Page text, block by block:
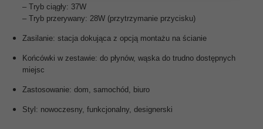
– Tryb ciągły: 37W
– Tryb przerywany: 28W (przytrzymanie przycisku)
Zasilanie: stacja dokująca z opcją montażu na ścianie
Końcówki w zestawie: do płynów, wąska do trudno dostępnych
miejsc
Zastosowanie: dom, samochód, biuro
Styl: nowoczesny, funkcjonalny, designerski